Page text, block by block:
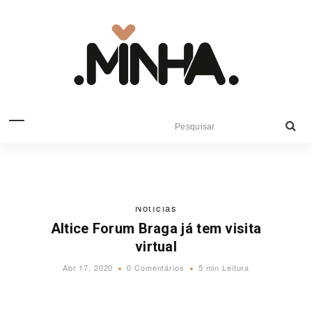
Notícias
Altice Forum Braga já tem visita
virtual
Abr 17, 2020 0 Comentários 5 min Leitura